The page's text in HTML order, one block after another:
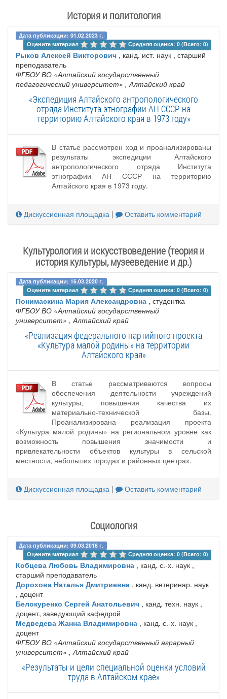
История и политология
Дата публикации: 01.02.2023 г.
Оцените материал
Средняя оценка: 0 (Всего: 0)
Рыков Алексей Викторович , канд. ист. наук , старший
преподаватель
ФГБОУ ВО «Алтайский государственный
педагогический университет» , Алтайский край
«Экспедиция Алтайского антропологического
отряда Института этнографии АН СССР на
территорию Алтайского края в 1973 году»
В статье рассмотрен ход и проанализированы
результаты экспедиции Алтайского
антропологического отряда Института
этнографии АН СССР на территорию
Алтайского края в 1973 году.
Дискуссионная площадка | Оставить комментарий
Культурология и искусствоведение (теория и
история культуры, музееведение и др.)
Дата публикации: 16.03.2020 г.
Оцените материал
Средняя оценка: 0 (Всего: 0)
Понимаскина Мария Александровна , студентка
ФГБОУ ВО «Алтайский государственный
университет» , Алтайский край
«Реализация федерального партийного проекта
«Культура малой родины» на территории
Алтайского края»
В статье рассматриваются вопросы
обеспечения деятельности учреждений
культуры, повышения качества их
материально-технической базы.
Проанализирована реализация проекта
«Культура малой родины» на региональном уровне как
возможность повышения значимости и
привлекательности объектов культуры в сельской
местности, небольших городах и районных центрах.
Дискуссионная площадка | Оставить комментарий
Социология
Дата публикации: 09.03.2018 г.
Оцените материал
Средняя оценка: 0 (Всего: 0)
Кобцева Любовь Владимировна , канд. с.-х. наук ,
старший преподаватель
Дорохова Наталья Дмитриевна , канд. ветеринар. наук
, доцент
Белокуренко Сергей Анатольевич , канд. техн. наук ,
доцент, заведующий кафедрой
Медведева Жанна Владимировна , канд. с.-х. наук ,
доцент
ФГБОУ ВО «Алтайский государственный аграрный
университет» , Алтайский край
«Результаты и цели специальной оценки условий
труда в Алтайском крае»